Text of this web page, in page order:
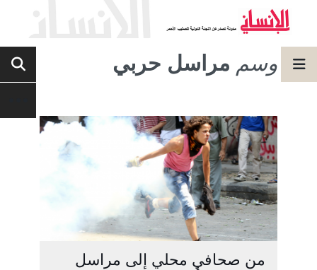
وسم مراسل حربي
من صحافي محلي إلى مراسل